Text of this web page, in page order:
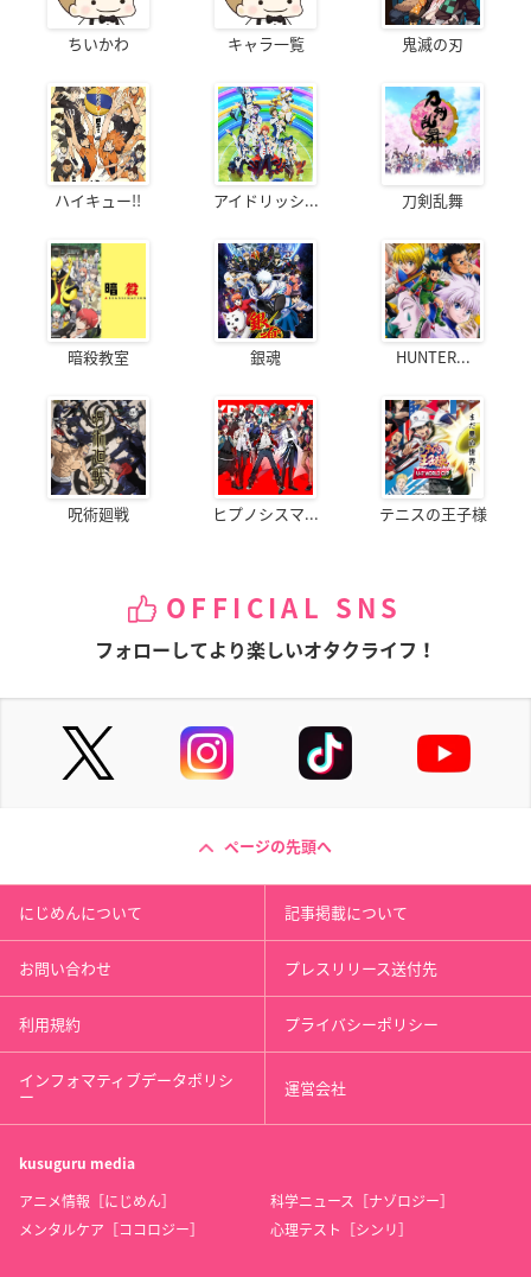
ちいかわ キャラ一覧 鬼滅の刃
ハイキュー!! アイドリッシ... 刀剣乱舞
暗殺教室 銀魂 HUNTER...
呪術廻戦 ヒプノシスマ... テニスの王子様
OFFICIAL SNS
フォローしてより楽しいオタクライフ！
ページの先頭へ
にじめんについて 記事掲載について
お問い合わせ プレスリリース送付先
利用規約 プライバシーポリシー
インフォマティブデータポリシ
ー 運営会社
kusuguru media
アニメ情報［にじめん］
科学ニュース［ナゾロジー］
メンタルケア［ココロジー］
心理テスト［シンリ］